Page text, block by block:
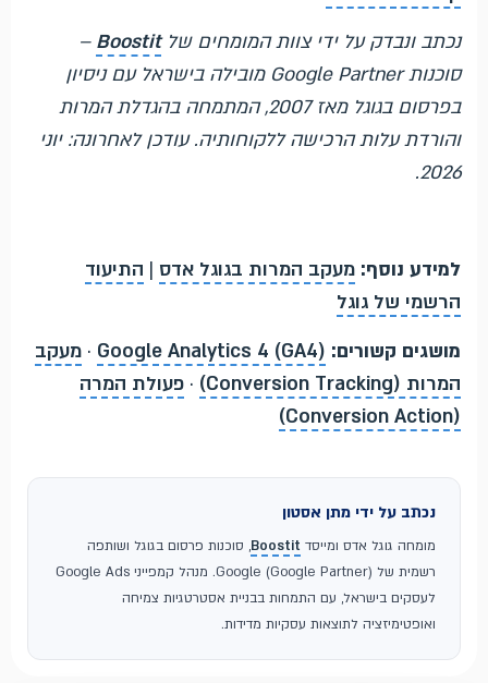
נכתב ונבדק על ידי צוות המומחים שלBoostit
–
סוכנות Google Partner מובילה בישראל עם ניסיון
בפרסום בגוגל מאז 2007, המתמחה בהגדלת המרות
והורדת עלות הרכישה ללקוחותיה. עודכן לאחרונה: יוני
2026.
למידע נוסף: מעקב המרות בגוגל אדס | התיעוד
הרשמי של גוגל
מושגים קשורים: Google Analytics 4 (GA4)
· מעקב
המרות (Conversion Tracking)
· פעולת המרה
(Conversion Action)
נכתב על ידי מתן אסטון
מומחה גוגל אדס ומייסד Boostit, סוכנות פרסום בגוגל ושותפה
רשמית של Google (Google Partner). מנהל קמפייני Google Ads
לעסקים בישראל, עם התמחות בבניית אסטרטגיות צמיחה
ואופטימיזציה לתוצאות עסקיות מדידות.